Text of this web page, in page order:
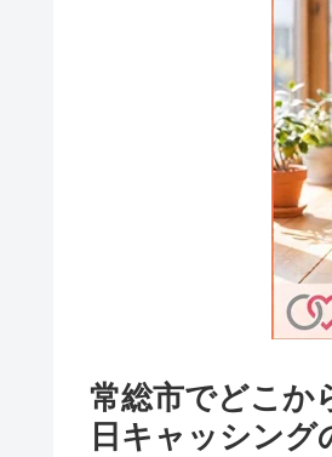
常総市でどこか
日キャッシング